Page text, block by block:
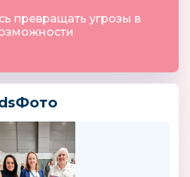
превращать угрозы в